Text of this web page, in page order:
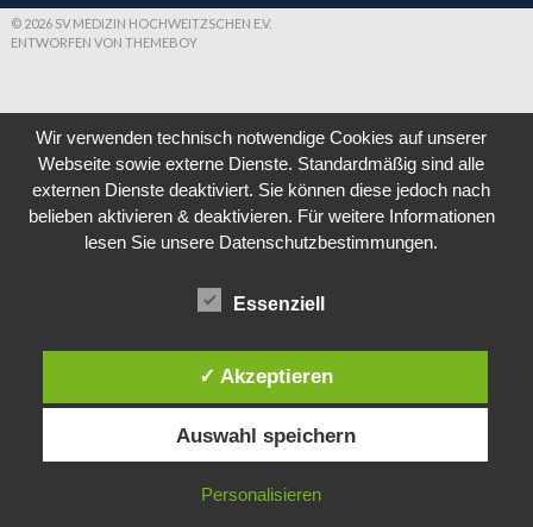
© 2026 SV MEDIZIN HOCHWEITZSCHEN E.V.
ENTWORFEN VON THEMEBOY
Wir verwenden technisch notwendige Cookies auf unserer
Webseite sowie externe Dienste. Standardmäßig sind alle
externen Dienste deaktiviert. Sie können diese jedoch nach
belieben aktivieren & deaktivieren. Für weitere Informationen
lesen Sie unsere Datenschutzbestimmungen.
Essenziell
✓ Akzeptieren
Auswahl speichern
Personalisieren